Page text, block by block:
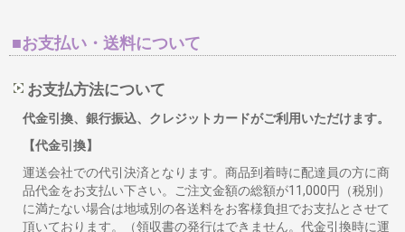
■お支払い・送料について
お支払方法について
代金引換、銀行振込、クレジットカードがご利用いただけます。
【代金引換】
運送会社での代引決済となります。商品到着時に配達員の方に商
品代金をお支払い下さい。ご注文金額の総額が11,000円（税別）
に満たない場合は地域別の各送料をお客様負担でお支払とさせて
頂いております。（領収書の発行はできません。代金引換時に運